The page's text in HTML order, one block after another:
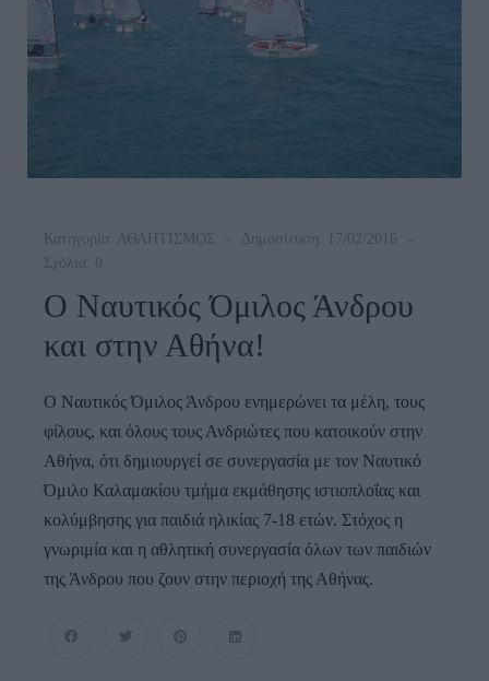
Κατηγορία: ΑΘΛΗΤΙΣΜΟΣ
Δημοσίευση: 17/02/2016
Σχόλια: 0
Ο Ναυτικός Όμιλος Άνδρου
και στην Αθήνα!
Ο Ναυτικός Όμιλος Άνδρου ενημερώνει τα μέλη, τους
φίλους, και όλους τους Ανδριώτες που κατοικούν στην
Αθήνα, ότι δημιουργεί σε συνεργασία με τον Ναυτικό
Όμιλο Καλαμακίου τμήμα εκμάθησης ιστιοπλοΐας και
κολύμβησης για παιδιά ηλικίας 7-18 ετών. Στόχος η
γνωριμία και η αθλητική συνεργασία όλων των παιδιών
της Άνδρου που ζουν στην περιοχή της Αθήνας.